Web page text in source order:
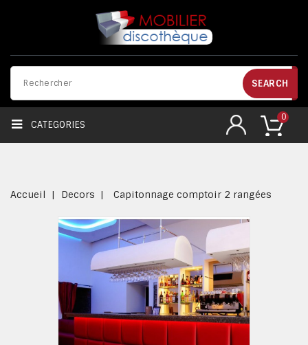
0
SEARCH
CATEGORIES
Accueil Decors Capitonnage comptoir 2 rangées